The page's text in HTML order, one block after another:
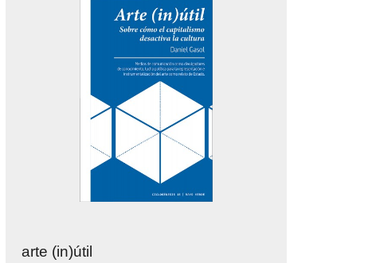
arte (in)útil